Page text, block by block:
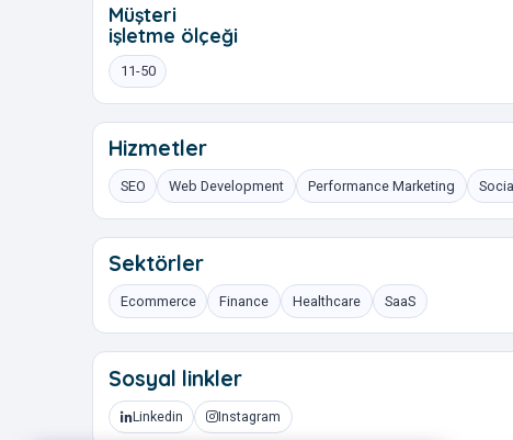
Müşteri
işletme ölçeği
11-50
Hizmetler
SEO Web Development Performance Marketing
Sektörler
Ecommerce Finance Healthcare SaaS
Sosyal linkler
Linkedin Instagram